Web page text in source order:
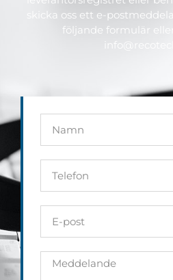
skicka oss ett e-
följande formulär